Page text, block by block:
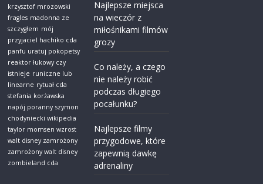
krzysztof mrozowski
fragles madonna ze
szczygłem mój
przyjaciel hachiko cda
panfu uratuj pokopetsy
reaktor łukowy czy
istnieje runiczne lub
linearne rytuał cda
stefania korżawska
napój poranny szymon
chodyniecki wikipedia
taylor momsen wzrost
walt disney zamrożony
zamrożony walt disney
zombieland cda
Najlepsze miejsca
na wieczór z
miłośnikami filmów
grozy
Co należy, a czego
nie należy robić
podczas długiego
pocałunku?
Najlepsze filmy
przygodowe, które
zapewnią dawkę
adrenaliny